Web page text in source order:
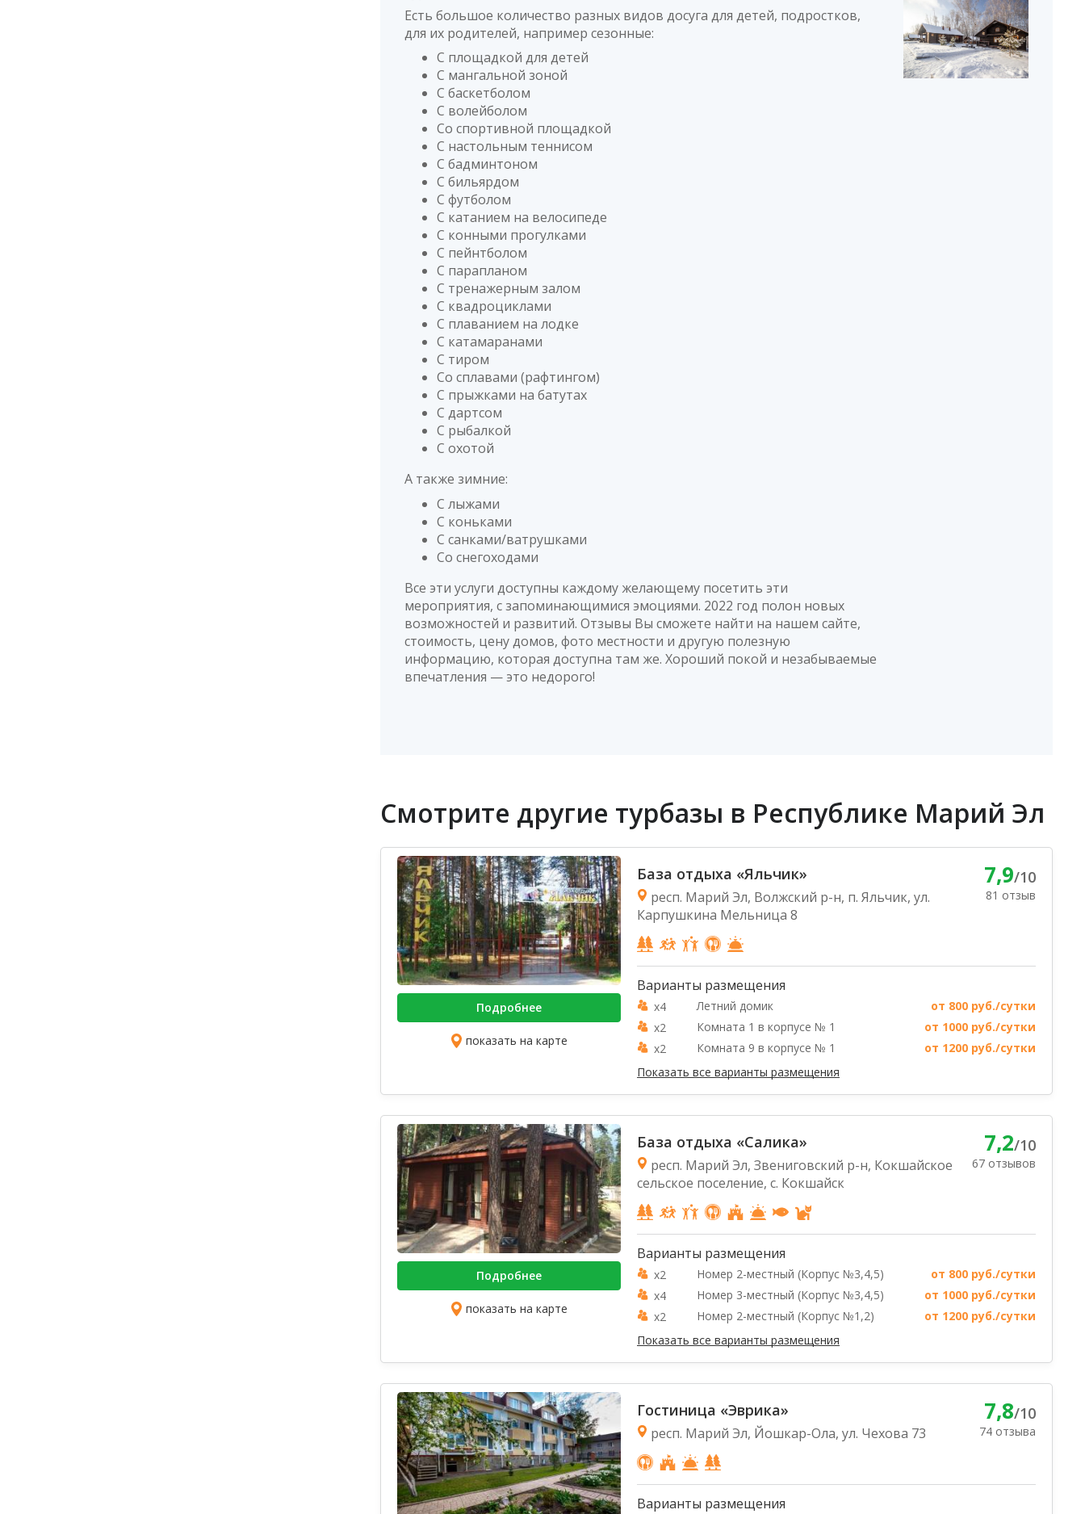
Есть большое количество разных видов досуга для детей, подростков,
для их родителей, например сезонные:
С площадкой для детей
С мангальной зоной
С баскетболом
С волейболом
Со спортивной площадкой
С настольным теннисом
С бадминтоном
С бильярдом
С футболом
С катанием на велосипеде
С конными прогулками
С пейнтболом
С парапланом
С тренажерным залом
С квадроциклами
С плаванием на лодке
С катамаранами
С тиром
Со сплавами (рафтингом)
С прыжками на батутах
С дартсом
С рыбалкой
С охотой
А также зимние:
С лыжами
С коньками
С санками/ватрушками
Со снегоходами
Все эти услуги доступны каждому желающему посетить эти
мероприятия, с запоминающимися эмоциями. 2022 год полон новых
возможностей и развитий. Отзывы Вы сможете найти на нашем сайте,
стоимость, цену домов, фото местности и другую полезную
информацию, которая доступна там же. Хороший покой и незабываемые
впечатления — это недорого!
Смотрите другие турбазы в Республике Марий Эл
Подробнее
показать на карте
База отдыха «Яльчик»
респ. Марий Эл, Волжский р-н, п. Яльчик, ул.
Карпушкина Мельница 8
7,9/10
81 отзыв
Варианты размещения
x4 Летний домик
от 800 руб./сутки
x2
Комната 1 в корпусе № 1
от 1000 руб./сутки
x2
Комната 9 в корпусе № 1
от 1200 руб./сутки
Показать все варианты размещения
Подробнее
показать на карте
База отдыха «Салика»
респ. Марий Эл, Звениговский р-н, Кокшайское
сельское поселение, с. Кокшайск
7,2/10
67 отзывов
Варианты размещения
x2 Номер 2-местный (Корпус №3,4,5)
от 800 руб./сутки
x4
Номер 3-местный (Корпус №3,4,5)
от 1000 руб./сутки
x2
Номер 2-местный (Корпус №1,2)
от 1200 руб./сутки
Показать все варианты размещения
Гостиница «Эврика»
респ. Марий Эл, Йошкар-Ола, ул. Чехова 73
7,8/10
74 отзыва
Варианты размещения